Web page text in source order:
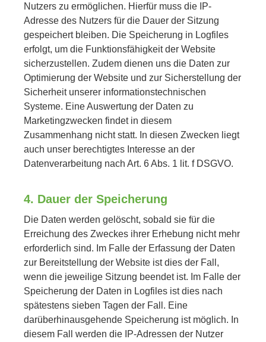
Nutzers zu ermöglichen. Hierfür muss die IP-
Adresse des Nutzers für die Dauer der Sitzung
gespeichert bleiben. Die Speicherung in Logfiles
erfolgt, um die Funktionsfähigkeit der Website
sicherzustellen. Zudem dienen uns die Daten zur
Optimierung der Website und zur Sicherstellung der
Sicherheit unserer informationstechnischen
Systeme. Eine Auswertung der Daten zu
Marketingzwecken findet in diesem
Zusammenhang nicht statt. In diesen Zwecken liegt
auch unser berechtigtes Interesse an der
Datenverarbeitung nach Art. 6 Abs. 1 lit. f DSGVO.
4. Dauer der Speicherung
Die Daten werden gelöscht, sobald sie für die
Erreichung des Zweckes ihrer Erhebung nicht mehr
erforderlich sind. Im Falle der Erfassung der Daten
zur Bereitstellung der Website ist dies der Fall,
wenn die jeweilige Sitzung beendet ist. Im Falle der
Speicherung der Daten in Logfiles ist dies nach
spätestens sieben Tagen der Fall. Eine
darüberhinausgehende Speicherung ist möglich. In
diesem Fall werden die IP-Adressen der Nutzer